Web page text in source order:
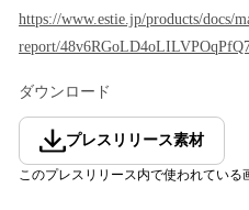
https://www.estie.jp/products/docs/
report/
ダウンロード
プレスリリース素材
このプレスリリース内で使われてい